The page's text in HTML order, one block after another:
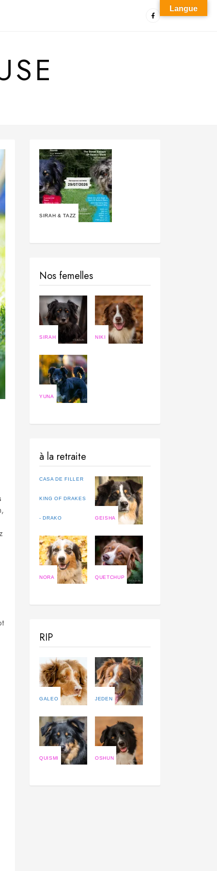
SIRAH & TAZZ
Nos femelles
SIRAH NIKI
YUNA
à la retraite
CASA DE FILLER
KING OF DRAKES
- DRAKO GEISHA
NORA QUETCHUP
RIP
GALEO JEDEN
QUISMI OSHUN
Langue